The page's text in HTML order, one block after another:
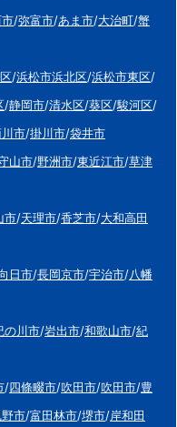
/弥富市/あま市/大治町/蟹
/浜松市浜北区/浜松市東区/
/静岡市/清水区/葵区/駿河区/
市/掛川市/袋井市
山市/野洲市/東近江市/草津
市/天理市/香芝市/大和高田
日市/長岡京市/宇治市/八幡
の川市/岩出市/和歌山市/紀
/四條畷市/吹田市/吹田市/豊
市/富田林市/堺市/岸和田